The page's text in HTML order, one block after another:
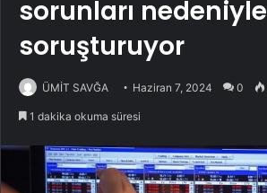
sorunları nedeniyle
soruşturuyor
ÜMİT SAVĞA Haziran 7, 2024 0
1 dakika okuma süresi